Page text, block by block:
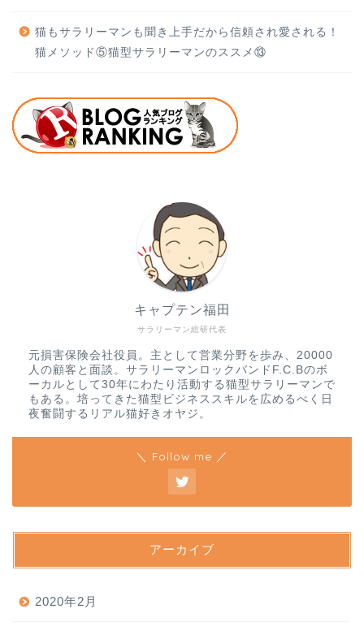
猫もサラリーマンも聞き上手だから信頼され愛される！
猫メソッド⑤猫型サラリーマンのススメ⑬
サラリーマン総研代表
キャプテン福田
元損害保険会社役員。主として営業分野を歩み、20000
人の顧客と面談。サラリーマンロックバンドF.C.Bのボ
ーカルとして30年にわたり活動する猫型サラリーマンで
もある。培ってきた猫型ビジネススキルを広めるべく日
夜奮闘するリアル猫好きオヤジ。
＼ Follow me ／
アーカイブ
2020年2月